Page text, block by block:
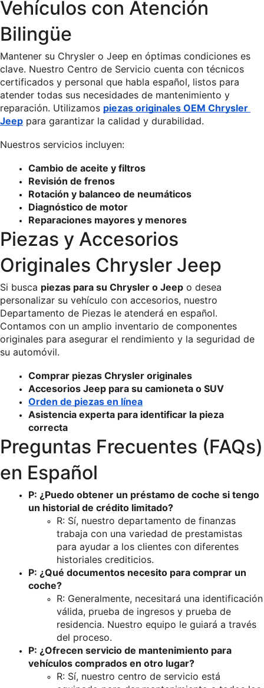
Vehículos con Atención
Bilingüe
Mantener su Chrysler o Jeep en óptimas condiciones es
clave. Nuestro Centro de Servicio cuenta con técnicos
certificados y personal que habla español, listos para
atender todas sus necesidades de mantenimiento y
reparación. Utilizamos piezas originales OEM Chrysler
Jeep para garantizar la calidad y durabilidad.
Nuestros servicios incluyen:
Cambio de aceite y filtros
Revisión de frenos
Rotación y balanceo de neumáticos
Diagnóstico de motor
Reparaciones mayores y menores
Piezas y Accesorios
Originales Chrysler Jeep
Si busca piezas para su Chrysler o Jeep o desea
personalizar su vehículo con accesorios, nuestro
Departamento de Piezas le atenderá en español.
Contamos con un amplio inventario de componentes
originales para asegurar el rendimiento y la seguridad de
su automóvil.
Comprar piezas Chrysler originales
Accesorios Jeep para su camioneta o SUV
Orden de piezas en línea
Asistencia experta para identificar la pieza
correcta
Preguntas Frecuentes (FAQs)
en Español
P: ¿Puedo obtener un préstamo de coche si tengo
un historial de crédito limitado?
R: Sí, nuestro departamento de finanzas
trabaja con una variedad de prestamistas
para ayudar a los clientes con diferentes
historiales crediticios.
P: ¿Qué documentos necesito para comprar un
coche?
R: Generalmente, necesitará una identificación
válida, prueba de ingresos y prueba de
residencia. Nuestro equipo le guiará a través
del proceso.
P: ¿Ofrecen servicio de mantenimiento para
vehículos comprados en otro lugar?
R: Sí, nuestro centro de servicio está